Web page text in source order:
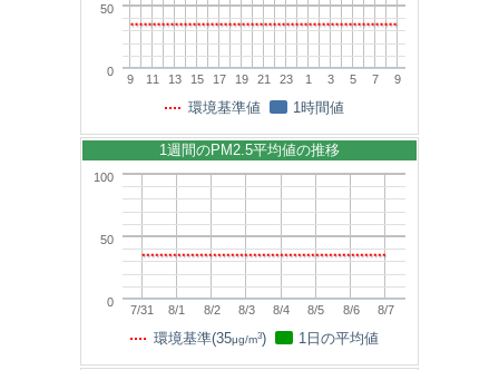
9 11 13 15 17 19 21 23 1 3 5 7 9
0
50
環境基準値 1時間値
7/31 8/1 8/2 8/3 8/4 8/5 8/6 8/7
0
50
100
1週間のPM2.5平均値の推移
環境基準(35μg/m3) 1日の平均値